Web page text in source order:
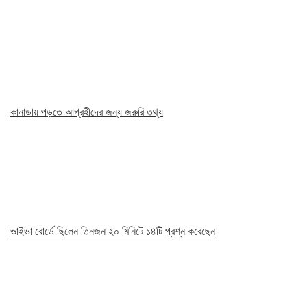
কানাডায় পড়তে আগ্রহীদের জন্য জরুরি তথ্য
ভাইভা বোর্ডে ছিলেন তিনজন ২০ মিনিটে ১৪টি প্রশ্ন করেছেন